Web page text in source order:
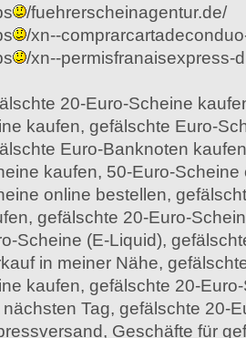
/fuehrerscheinagentur.de/
/xn--
/xn--permisfranaisexpress-
20-Euro-Scheine
kaufen, gefälschte Euro-
Euro-Banknoten
kaufen, 50-Euro-
online bestellen,
gefälschte 20-Euro-
Scheine (E-Liquid),
in meiner Nähe,
kaufen, gefälschte 20-
nächsten Tag, gefälschte 20-
Geschäfte für